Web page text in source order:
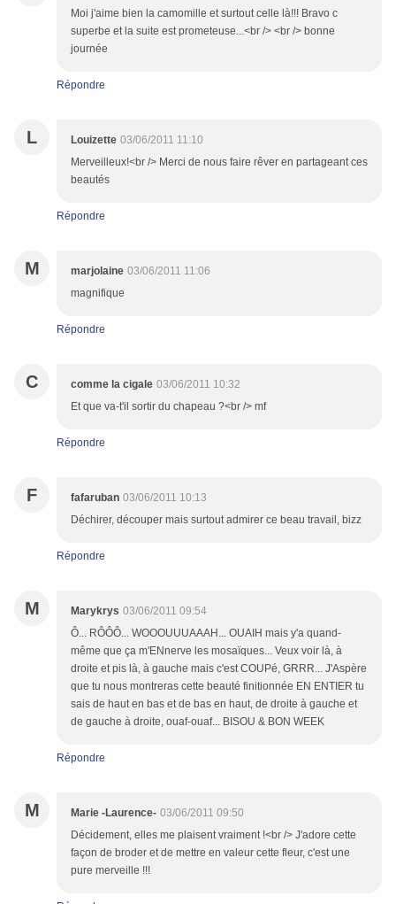
Moi j'aime bien la camomille et surtout celle là!!! Bravo c
superbe et la suite est prometeuse...<br /> <br /> bonne
journée
Répondre
L Louizette 03/06/2011 11:10
Merveilleux!<br /> Merci de nous faire rêver en partageant ces
beautés
Répondre
M marjolaine 03/06/2011 11:06
magnifique
Répondre
C comme la cigale 03/06/2011 10:32
Et que va-t'il sortir du chapeau ?<br /> mf
Répondre
F fafaruban 03/06/2011 10:13
Déchirer, découper mais surtout admirer ce beau travail, bizz
Répondre
M Marykrys 03/06/2011 09:54
Ô... RÔÔÔ... WOOOUUUAAAH... OUAIH mais y'a quand-
même que ça m'ENnerve les mosaïques... Veux voir là, à
droite et pis là, à gauche mais c'est COUPé, GRRR... J'Aspère
que tu nous montreras cette beauté finitionnée EN ENTIER tu
sais de haut en bas et de bas en haut, de droite à gauche et
de gauche à droite, ouaf-ouaf... BISOU & BON WEEK
Répondre
M Marie -Laurence- 03/06/2011 09:50
Décidement, elles me plaisent vraiment !<br /> J'adore cette
façon de broder et de mettre en valeur cette fleur, c'est une
pure merveille !!!